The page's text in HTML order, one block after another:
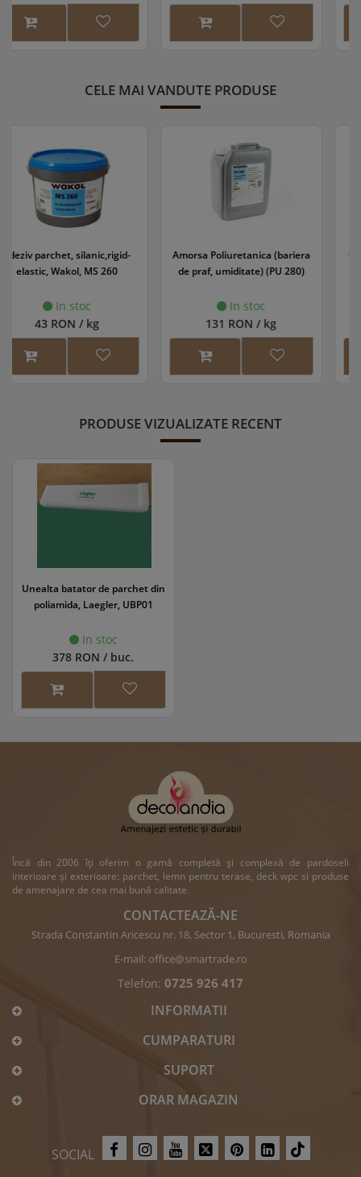
CELE MAI VANDUTE PRODUSE
Amorsa Poliuretanica (bariera
de praf, umiditate) (PU 280)
In stoc
131 RON / kg
Grund parchet WS EasyPrime
In stoc
118 RON / l
PRODUSE VIZUALIZATE RECENT
Unealta batator de parchet din
poliamida, Laegler, UBP01
In stoc
378 RON / buc.
Încă din 2006 îți oferim o gamă completă și complexă de pardoseli
interioare și exterioare: parchet, lemn pentru terase, deck wpc si produse
de amenajare de cea mai bună calitate.
CONTACTEAZĂ-NE
Strada Constantin Aricescu nr. 18, Sector 1, Bucuresti, Romania
E-mail: office@smartrade.ro
Telefon: 0725 926 417
INFORMATII
CUMPARATURI
SUPORT
ORAR MAGAZIN
SOCIAL